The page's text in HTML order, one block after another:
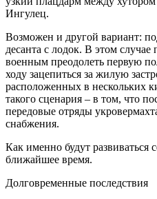
Ингулец.
Возможен и другой вариант:
десанта с лодок. В этом
военным преодолеть первую
ходу зацепиться за жилую
расположенных в нескольких
такого сценария – в том, что
передовые отряды
снабжения.
Как именно будут развиваться
ближайшее время.
Долговременные последствия